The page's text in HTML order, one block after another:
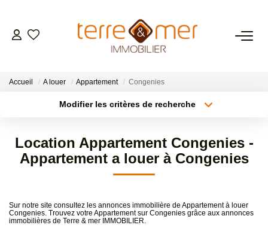
NOS AGENCES
Accueil A louer Appartement Congenies
Modifier les critères de recherche
Sélectionnez...
Type de bien
Surface min
Créer une alerte
Location Appartement Congenies -
Appartement a louer à Congenies
Sur notre site consultez les annonces immobilière de Appartement à louer
Congenies. Trouvez votre Appartement sur Congenies grâce aux annonces
immobilières de Terre & mer IMMOBILIER.